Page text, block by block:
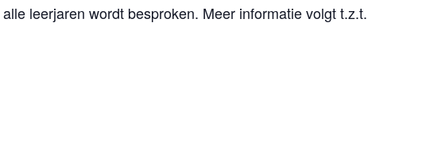
leerjaren wordt besproken. Meer informatie volgt t.z.t.